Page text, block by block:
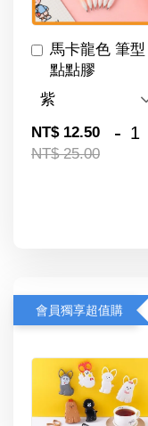
馬卡龍色 筆型
點點膠
NT$ 12.50
NT$ 25.00
-
會員獨享超值購